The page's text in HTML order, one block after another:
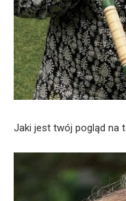
Jaki jest twój pogląd na